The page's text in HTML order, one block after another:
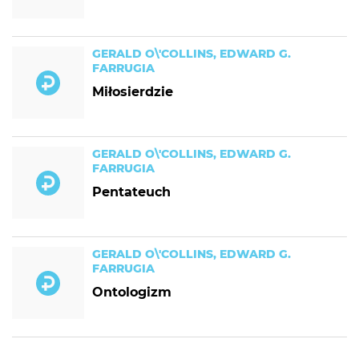
GERALD O\'COLLINS, EDWARD G.
FARRUGIA
Miłosierdzie
GERALD O\'COLLINS, EDWARD G.
FARRUGIA
Pentateuch
GERALD O\'COLLINS, EDWARD G.
FARRUGIA
Ontologizm